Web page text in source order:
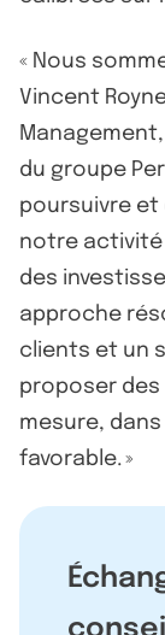
« Nous
Vincent
du groupe
poursuivre et
notre activité
des
approche
clients et un
proposer
mesure,
favorable. »